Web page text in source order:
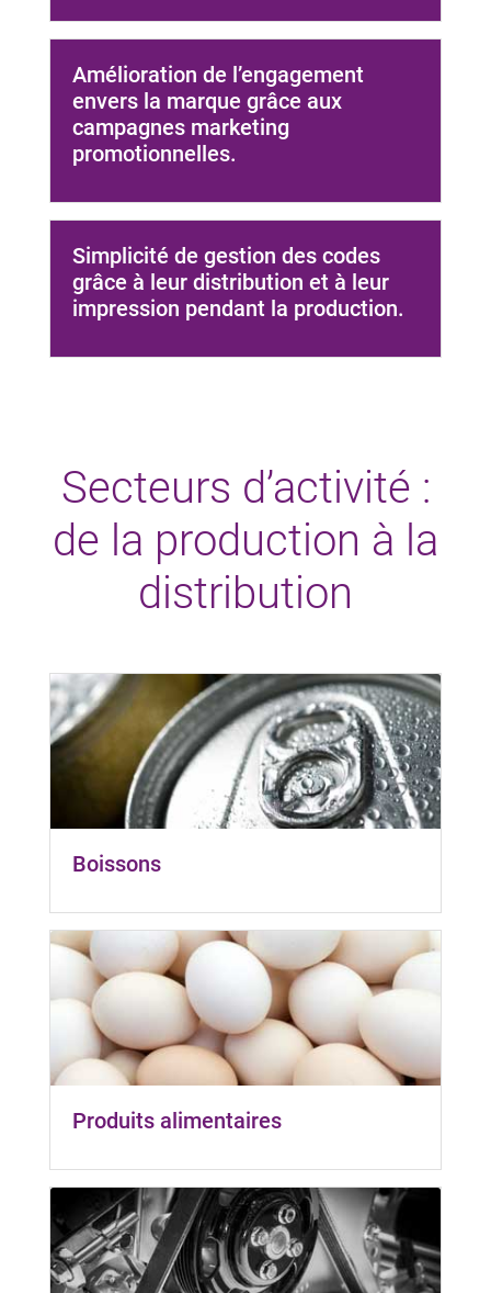
Amélioration de l’engagement
envers la marque grâce aux
campagnes marketing
promotionnelles.
Simplicité de gestion des codes
grâce à leur distribution et à leur
impression pendant la production.
Secteurs d’activité :
de la production à la
distribution
Boissons
Produits alimentaires